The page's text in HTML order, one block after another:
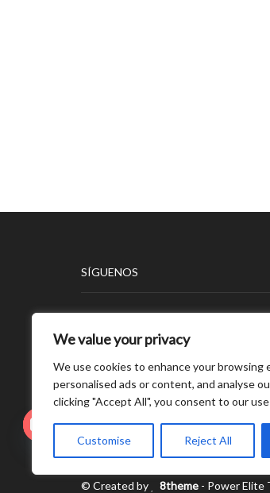
We value your privacy
We use cookies to enhance your browsing
personalised ads or content, and analyse
clicking "Accept All", you consent to our
Customise Reject All
SÍGUENOS
© Created by 8theme - Power Elite